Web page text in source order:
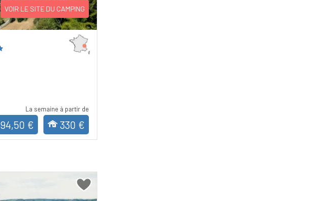
VOIR LE SITE DU CAMPING
La semaine à partir de
94,50 € 330 €